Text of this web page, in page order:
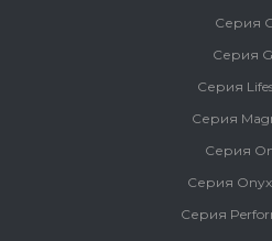
Серия
Серия
Серия
Серия
Серия
Серия
Серия